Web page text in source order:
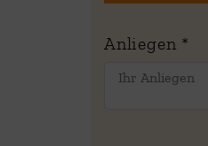
Anliegen *